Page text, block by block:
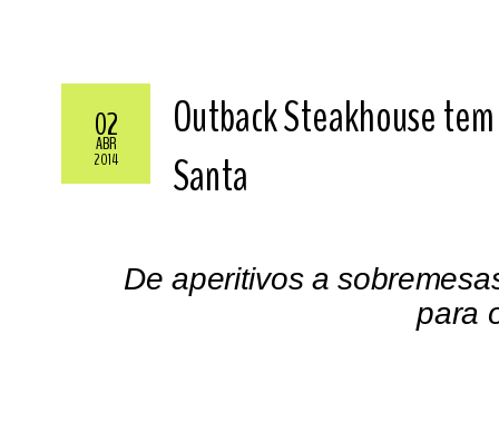
02
ABR
2014
Outback Steakhouse
Santa
De aperitivos a
para